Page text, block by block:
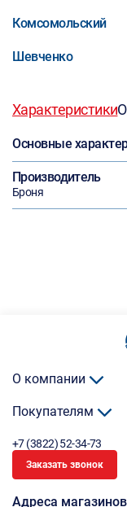
Комсомольский
Шевченко
Характеристики
Основные
Производитель
Броня
О компании
Покупателям
+7 (3822) 52-34-73
Заказать звонок
Адреса